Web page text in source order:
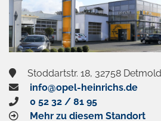
Stoddartstr. 18, 32758 Detmold
info@opel-heinrichs.de
0 52 32 / 81 95
Mehr zu diesem Standort